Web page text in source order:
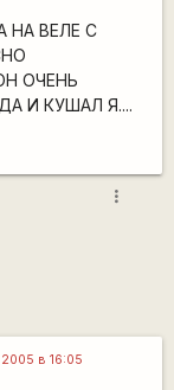
НА ВЕЛЕ С
ОЧЕНЬ
И КУШАЛ Я....
more_vert
в 16:05